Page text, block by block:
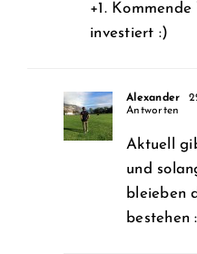
+1.
investiert :)
Alexander
Antworten
Aktuell
und
bleieben
bestehen